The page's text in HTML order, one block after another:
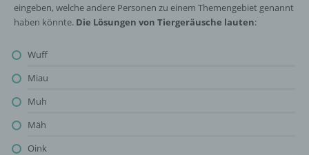
eingeben, welche andere Personen zu einem Themengebiet genannt
haben könnte. Die Lösungen von Tiergeräusche lauten:
Wuff
Miau
Muh
Mäh
Oink